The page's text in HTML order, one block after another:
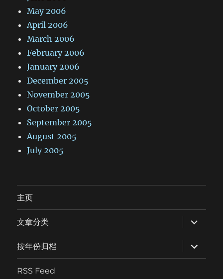
May 2006
April 2006
March 2006
February 2006
January 2006
December 2005
November 2005
October 2005
September 2005
August 2005
July 2005
主页
文章分类
expand
child
menu
按年份归档
expand
child
menu
RSS Feed